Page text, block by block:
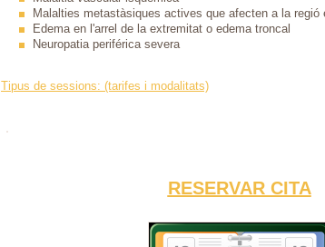
Malalties metastàsiques actives que afecten a la regió
Edema en l'arrel de la extremitat o edema troncal
Neuropatia periférica severa
Tipus de sessions: (tarifes i modalitats)
RESERVAR CITA